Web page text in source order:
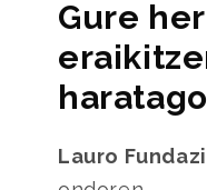
Gure
Lauro